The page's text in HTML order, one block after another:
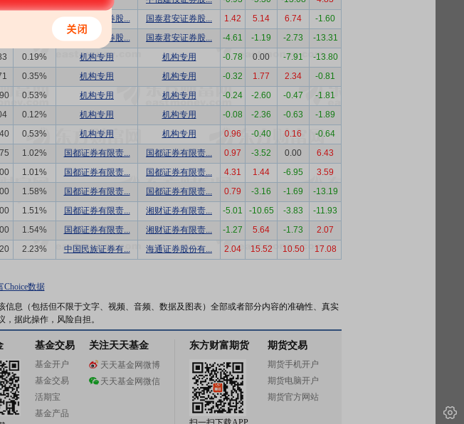
国泰君安证券股... 国泰君安证券股... 1.42 5.14 6.74
-1.60
国泰君安证券股... 国泰君安证券股... -4.61 -1.19 -2.73
-13.31
0.19% 机构专用 机构专用 -0.78 0.00 -7.91
-13.80
0.35% 机构专用 机构专用 -0.32 1.77 2.34
-0.81
0.53% 机构专用 机构专用 -0.24 -2.60 -0.47
-1.81
0.12% 机构专用 机构专用 -0.08 -2.36 -0.63
-1.89
0.53% 机构专用 机构专用 0.96 -0.40 0.16
-0.64
1.02% 国都证券有限责... 国都证券有限责... 0.97 -3.52 0.00
6.43
1.01% 国都证券有限责... 国都证券有限责... 4.31 1.44 -6.95
3.59
1.58% 国都证券有限责... 国都证券有限责... 0.79 -3.16 -1.69
-13.19
1.51% 国都证券有限责... 湘财证券有限责... -5.01 -10.65 -3.83
-11.93
1.54% 国都证券有限责... 湘财证券有限责... -1.27 5.64 -1.73
2.07
2.23% 中国民族证券有... 海通证券股份有... 2.04 15.52 10.50 17.08
Choice数据
息（包括但不限于文字、视频、音频、数据及图表）全部或者部分内容的准确性、真实
据此操作，风险自担。
基金交易
基金开户
基金交易
活期宝
基金产品
关注天天基金
天天基金网微博
天天基金网微信
东方财富期货 期货交易
期货手机开户
期货电脑开户
期货官方网站